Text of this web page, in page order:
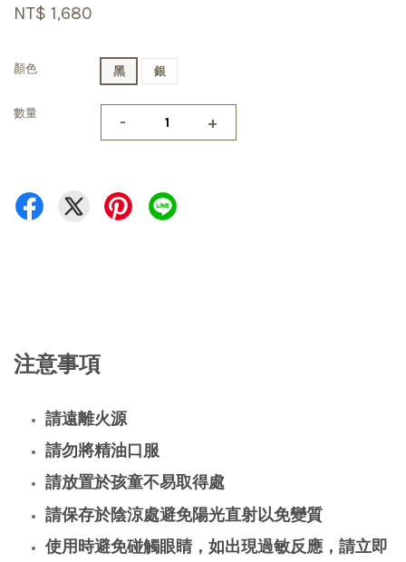
NT$ 1,680
顏色 黑 銀
數量 - +
注意事項
請遠離火源
請勿將精油口服
請放置於孩童不易取得處
請保存於陰涼處避免陽光直射以免變質
使用時避免碰觸眼睛，如出現過敏反應，請立即